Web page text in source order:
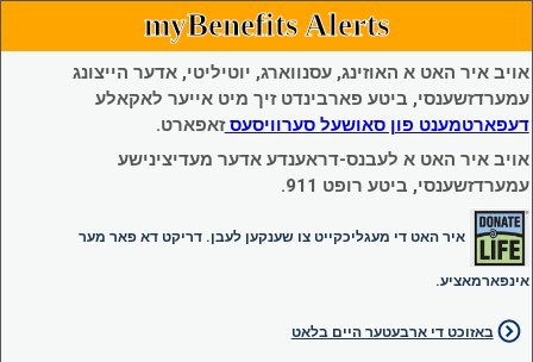
myBenefits Alerts
אויב איר האט א האוזינג, עסנווארג, יוטיליטי, אדער הייצונג
עמערדזשענסי, ביטע פארבינדט זיך מיט אייער לאקאלע
דעפארטמענט פון סאושעל סערוויסעסזאפארט.
אויב איר האט א לעבנס-דראענדע אדער מעדיצינישע
עמערדזשענסי, ביטע רופט 911.
איר האט די מעגליכקייט צו שענקען לעבן. דריקט דא פאר מער
אינפארמאציע.
באזוכט די ארבעטער היים בלאט